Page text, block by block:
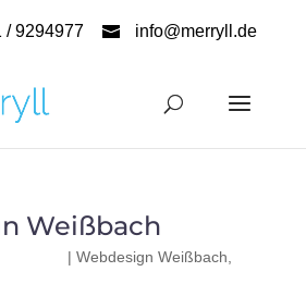
/ 9294977 info@merryll.de
Weißbach
| Webdesign Weißbach